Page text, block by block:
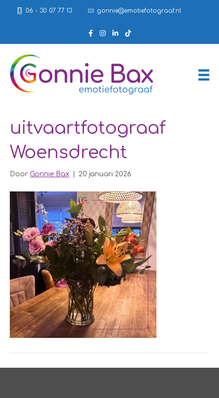
06 - 30 07 77 13 gonnie@emotiefotograaf.nl
uitvaartfotograaf
Woensdrecht
Door Gonnie Bax 20 januari 2026